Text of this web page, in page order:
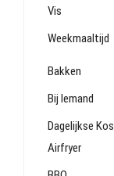
Vis
Weekmaaltijd
Bakken
Bij Iemand
Dagelijkse
Airfryer